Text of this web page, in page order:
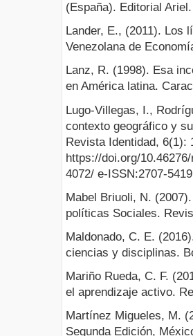
(España). Editorial Ariel.
Lander, E., (2011). Los
Venezolana de
Lanz, R. (1998). Esa
en América latina.
Lugo-Villegas, I.,
contexto geográfico y
Revista Identidad, 6(1):
https://doi.org/
4072/ e-ISSN:2707-5419
Mabel Briuoli, N.
políticas Sociales.
Maldonado, C. E.
ciencias y disciplinas.
Mariño Rueda, C. F.
el aprendizaje activo.
Martínez Migueles, M.
Segunda Edición,